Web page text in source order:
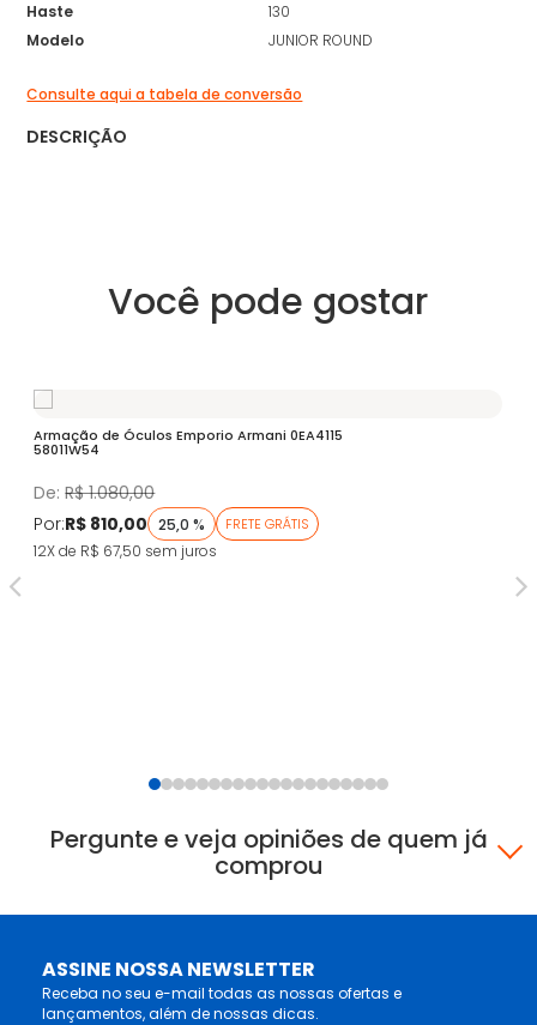
Haste
130
Modelo
JUNIOR ROUND
Consulte aqui a tabela de conversão
DESCRIÇÃO
Você pode gostar
Armação de Óculos Emporio Armani 0EA4115
58011W54
De:R$ 1.080,00
Por:R$ 810,00 25,0 % FRETE GRÁTIS
12X de R$ 67,50 sem juros
Pergunte e veja opiniões de quem já
comprou
ASSINE NOSSA NEWSLETTER
Receba no seu e-mail todas as nossas ofertas e
lançamentos, além de nossas dicas.